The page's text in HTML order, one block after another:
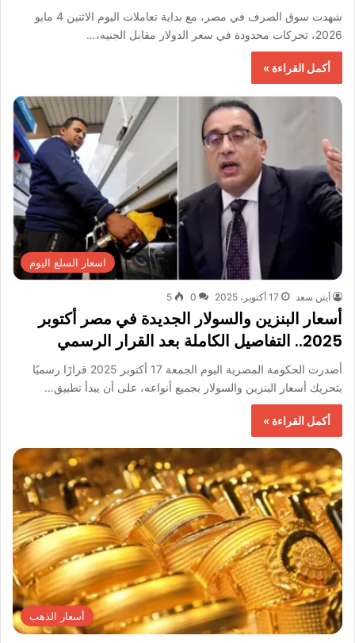
شهدت سوق الصرف في مصر، مع بداية تعاملات اليوم الاثنين 4 مايو
2026، تحركات محدودة في سعر الدولار مقابل الجنيه،…
أكمل القراءة »
اسعار السلع اليوم
أيتن سعد 17 أكتوبر، 2025 0
5
أسعار البنزين والسولار الجديدة في مصر أكتوبر
2025.. التفاصيل الكاملة بعد القرار الرسمي
أصدرت الحكومة المصرية اليوم الجمعة 17 أكتوبر 2025 قرارًا رسميًا
بتحريك أسعار البنزين والسولار بجميع أنواعه، على أن يبدأ تطبيق…
أكمل القراءة »
أسعار الذهب